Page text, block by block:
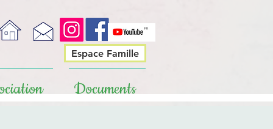
Espace Famille
Documents